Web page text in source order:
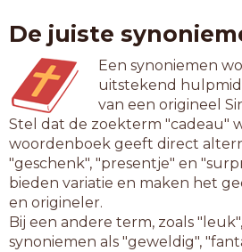
De juiste
Een synoniemen
uitstekend
van een origineel
Stel dat de zoekterm "cadeau"
woordenboek geeft direct
"geschenk", "presentje" en
bieden variatie en maken het
en origineler.
Bij een andere term, zoals
synoniemen als "geweldig",